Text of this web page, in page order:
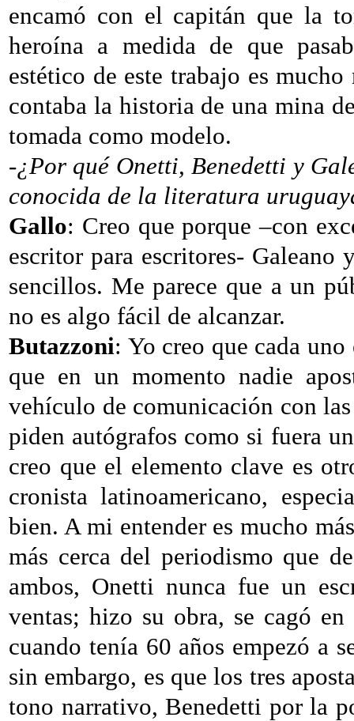
encamó con el capitán que la
heroína a medida de que
estético de este trabajo es
contaba la historia de una mina
tomada como modelo.
-¿Por qué Onetti, Benedetti y
conocida de la literatura
Gallo: Creo que porque –con
escritor para escritores- Galeano
sencillos. Me parece que a un
no es algo fácil de alcanzar.
Butazzoni: Yo creo que cada
que en un momento nadie
vehículo de comunicación con
piden autógrafos como si fuera
creo que el elemento clave es
cronista latinoamericano,
bien. A mi entender es mucho
más cerca del periodismo que
ambos, Onetti nunca fue un
ventas; hizo su obra, se cagó
cuando tenía 60 años empezó a
sin embargo, es que los tres
tono narrativo, Benedetti por la